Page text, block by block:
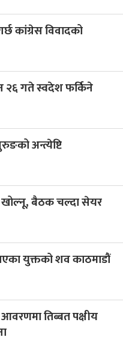
कांग्रेस विवादको
२६ गते स्वदेश फर्किने
अन्त्येष्टि
खोल्नू, बैठक चल्दा सेयर
युक्तको शव काठमाडौं
आवरणमा तिब्बत पक्षीय